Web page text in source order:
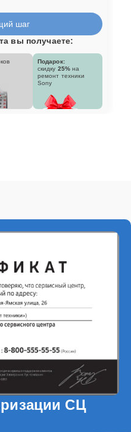
шаг
вы получаете:
Подарок:
скидку 25% на
ремонт техники
Sony
СЦ